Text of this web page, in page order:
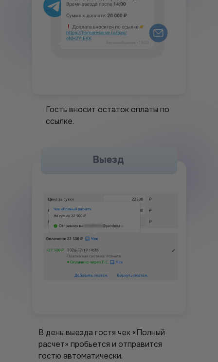
В день выезда гостя чек «Полный
расчет» пробьется и отправится
гостю автоматически.
Выезд
Гость вносит остаток оплаты по
ссылке.